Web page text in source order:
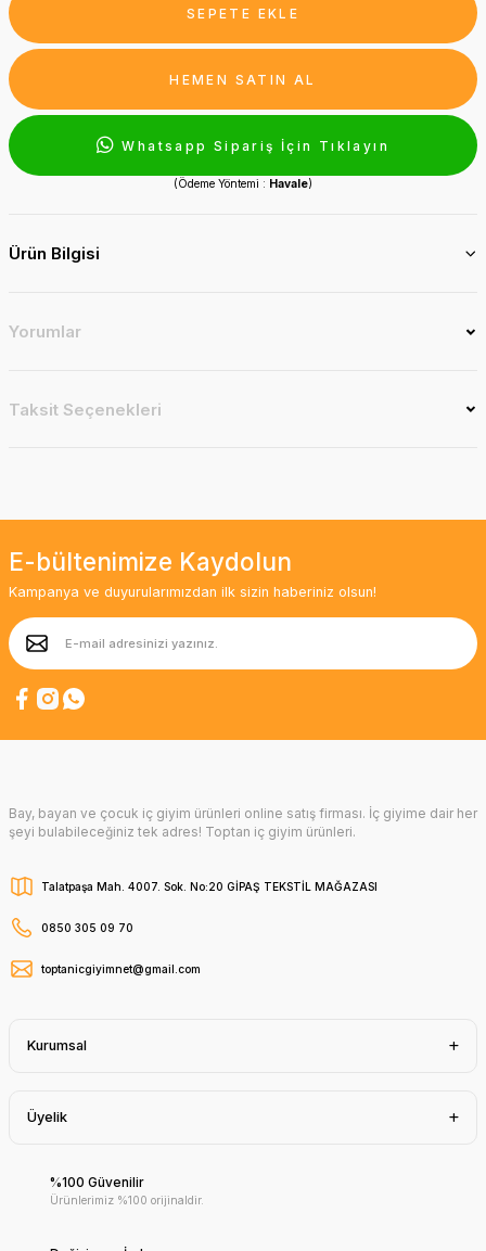
SEPETE EKLE
HEMEN SATIN AL
Whatsapp Sipariş İçin Tıklayın
(Ödeme Yöntemi : Havale)
Ürün Bilgisi
Yorumlar
Taksit Seçenekleri
E-bültenimize Kaydolun
Kampanya ve duyurularımızdan ilk sizin haberiniz olsun!
Bay, bayan ve çocuk iç giyim ürünleri online satış firması. İç giyime dair her
şeyi bulabileceğiniz tek adres! Toptan iç giyim ürünleri.
Talatpaşa Mah. 4007. Sok. No:20 GİPAŞ TEKSTİL MAĞAZASI
0850 305 09 70
toptanicgiyimnet@gmail.com
Kurumsal
Üyelik
%100 Güvenilir
Ürünlerimiz %100 orijinaldir.